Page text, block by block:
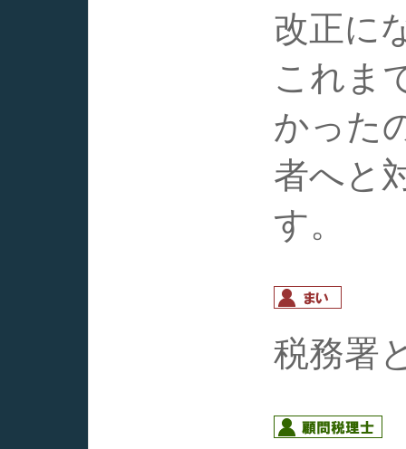
改正に
これま
かった
者へと
す。
税務署